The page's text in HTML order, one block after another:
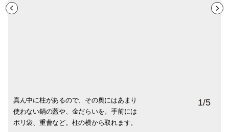
真ん中に柱があるので、その奥にはあまり
使わない鍋の蓋や、金だらいを。手前には
ポリ袋、重曹など。柱の横から取れます。
奥にある蓋は、『無印良品』の＜PPスタン
ドファイルボックス＞に入れて。
土鍋は乾かしてから収納しますが、より鍋
底を乾燥させておきたく、薄いバットをか
まして下に隙間を。包丁は扉裏に（カバー
その下の段。たいていコンロやカウンター
にある上の鍋ですが、お客さまの時などは
収納（上下ともビタクラフト）。
空き瓶はここに入るだけ。でももう少し減
らせば、別の物が収納できるな、とも考え
中。
1/5